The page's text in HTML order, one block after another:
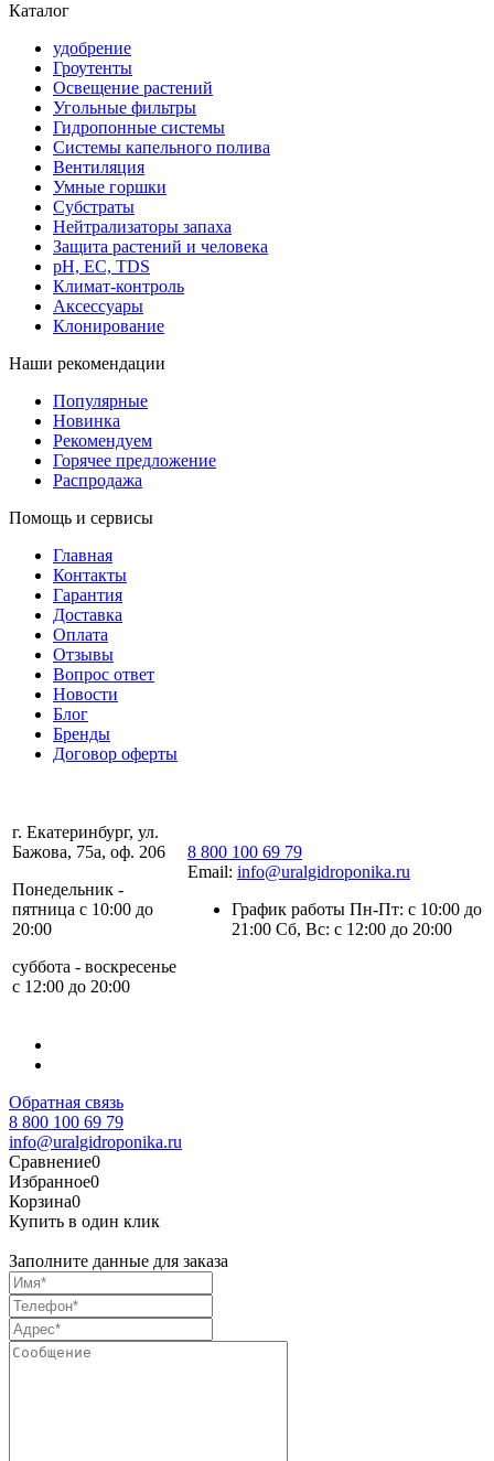
Каталог
удобрение
Гроутенты
Освещение растений
Угольные фильтры
Гидропонные системы
Системы капельного полива
Вентиляция
Умные горшки
Субстраты
Нейтрализаторы запаха
Защита растений и человека
pH, EC, TDS
Климат-контроль
Аксессуары
Клонирование
Наши рекомендации
Популярные
Новинка
Рекомендуем
Горячее предложение
Распродажа
Помощь и сервисы
Главная
Контакты
Гарантия
Доставка
Оплата
Отзывы
Вопрос ответ
Новости
Блог
Бренды
Договор оферты
г. Екатеринбург, ул.
Бажова, 75а, оф. 206
Понедельник -
пятница с 10:00 до
20:00
суббота - воскресенье
с 12:00 до 20:00
8 800 100 69 79
Email: info@uralgidroponika.ru
График работы Пн-Пт: с 10:00 до
21:00 Сб, Вс: с 12:00 до 20:00
Обратная связь
8 800 100 69 79
info@uralgidroponika.ru
Сравнение0
Избранное0
Корзина0
Купить в один клик
Заполните данные для заказа